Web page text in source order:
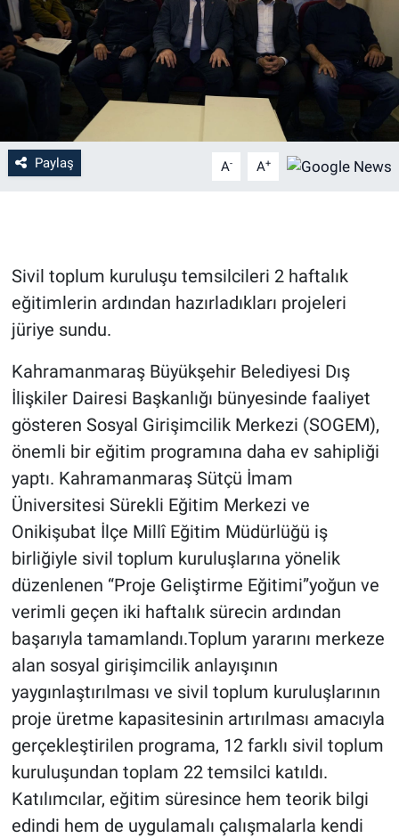
Paylaş A- A+
Sivil toplum kuruluşu temsilcileri 2 haftalık
eğitimlerin ardından hazırladıkları projeleri
jüriye sundu.
Kahramanmaraş Büyükşehir Belediyesi Dış
İlişkiler Dairesi Başkanlığı bünyesinde faaliyet
gösteren Sosyal Girişimcilik Merkezi (SOGEM),
önemli bir eğitim programına daha ev sahipliği
yaptı. Kahramanmaraş Sütçü İmam
Üniversitesi Sürekli Eğitim Merkezi ve
Onikişubat İlçe Millî Eğitim Müdürlüğü iş
birliğiyle sivil toplum kuruluşlarına yönelik
düzenlenen “Proje Geliştirme Eğitimi”yoğun ve
verimli geçen iki haftalık sürecin ardından
başarıyla tamamlandı.Toplum yararını merkeze
alan sosyal girişimcilik anlayışının
yaygınlaştırılması ve sivil toplum kuruluşlarının
proje üretme kapasitesinin artırılması amacıyla
gerçekleştirilen programa, 12 farklı sivil toplum
kuruluşundan toplam 22 temsilci katıldı.
Katılımcılar, eğitim süresince hem teorik bilgi
edindi hem de uygulamalı çalışmalarla kendi